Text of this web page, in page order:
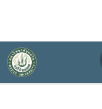
มของหน่ว
ของหน่วยงาน